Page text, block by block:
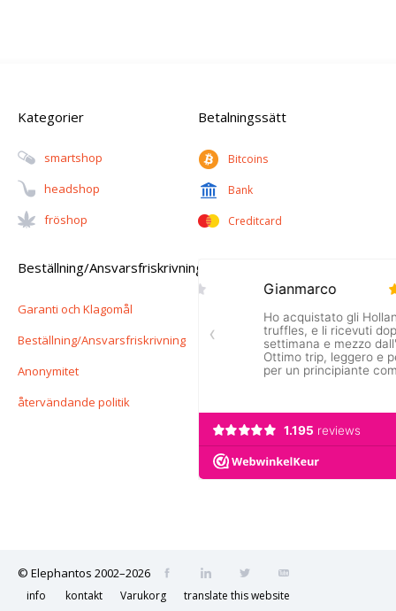
Kategorier
Smartshop
Headshop
Fröshop
Betalningssätt
Bitcoins
Bank
Creditcard
Beställning/Ansvarsfriskrivning
Garanti och Klagomål
Beställning/Ansvarsfriskrivning
Anonymitet
återvändande politik
© Elephantos 2002–2026
info kontakt Varukorg translate this website